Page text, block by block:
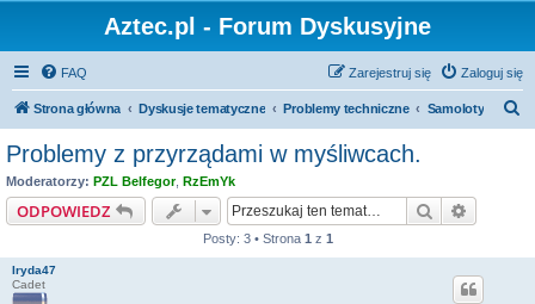
Aztec.pl - Forum Dyskusyjne
FAQ Zaloguj się
Zarejestruj się
Strona główna Dyskusje tematyczne Problemy techniczne Samoloty
Problemy z przyrządami w myśliwcach.
Moderatorzy: PZL Belfegor, RzEmYk
ODPOWIEDZ Szukaj
Posty: 3 • Strona 1 z 1
Iryda47
Cadet